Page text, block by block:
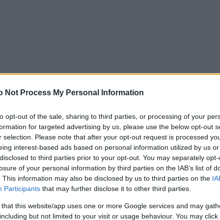
Not Process My Personal Information
opt-out of the sale, sharing to third parties, or processing of your
for targeted advertising by us, please use the below opt-out
selection. Please note that after your opt-out request is processed
interest-based ads based on personal information utilized by us
to third parties prior to your opt-out. You may separately
of your personal information by third parties on the IAB’s list of
This information may also be disclosed by us to third parties on the
Participants that may further disclose it to other third parties.
that this website/app uses one or more Google services and may
but not limited to your visit or usage behaviour. You may
ηλιοκαμένη λάμψη μέσα σε λίγα λεπτά
με τη ‘90s διάθεση